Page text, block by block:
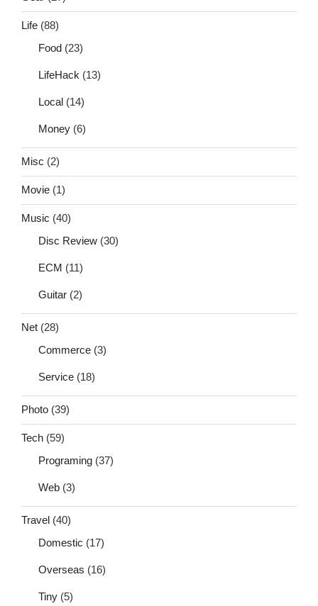
Life (88)
Food (23)
LifeHack (13)
Local (14)
Money (6)
Misc (2)
Movie (1)
Music (40)
Disc Review (30)
ECM (11)
Guitar (2)
Net (28)
Commerce (3)
Service (18)
Photo (39)
Tech (59)
Programing (37)
Web (3)
Travel (40)
Domestic (17)
Overseas (16)
Tiny (5)